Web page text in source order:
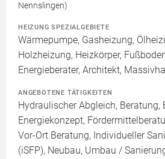
Nennslingen)
HEIZUNG SPEZIALGEBIETE
Wärmepumpe, Gasheizung,
Holzheizung, Heizkörper,
Energieberater, Architekt,
ANGEBOTENE TÄTIGKEITEN
Hydraulischer Abgleich, Beratung,
Energiekonzept,
Vor-Ort Beratung, Individueller
(iSFP), Neubau, Umbau /